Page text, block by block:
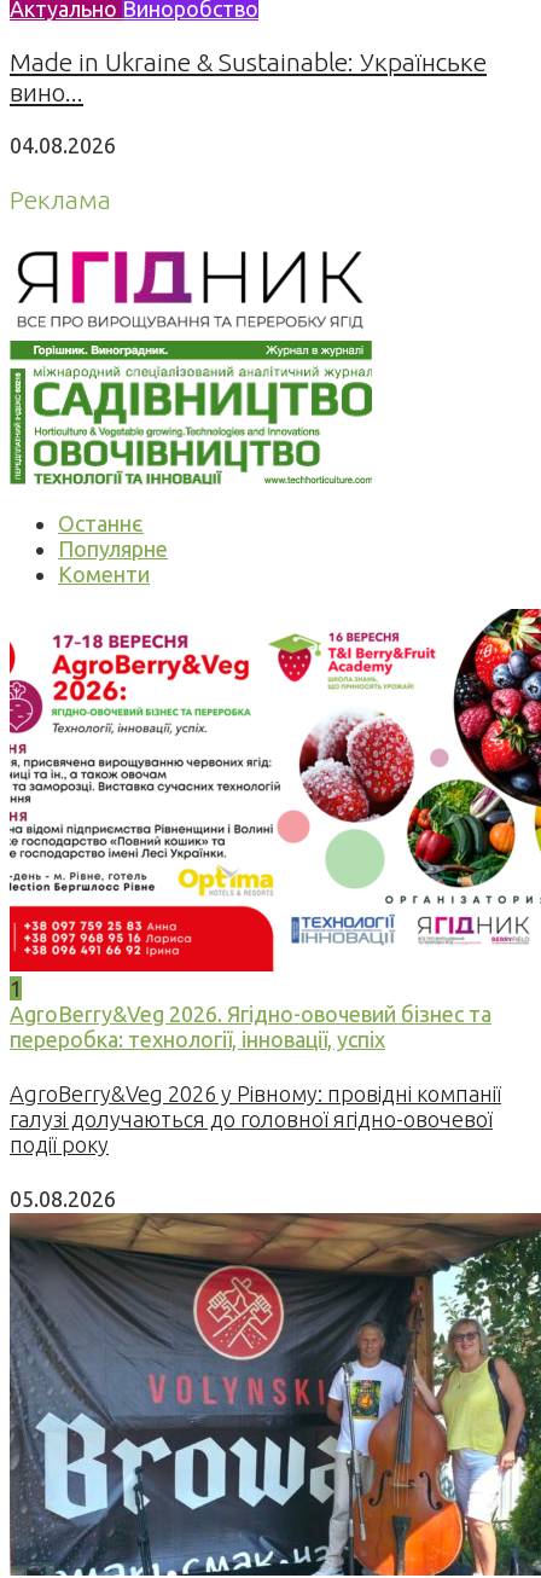
Актуально Виноробство
Made in Ukraine & Sustainable: Українське
вино...
04.08.2026
Реклама
Останнє
Популярне
Коменти
1
AgroBerry&Veg 2026. Ягідно-овочевий бізнес та
переробка: технології, інновації, успіх
AgroBerry&Veg 2026 у Рівному: провідні компанії
галузі долучаються до головної ягідно-овочевої
події року
05.08.2026